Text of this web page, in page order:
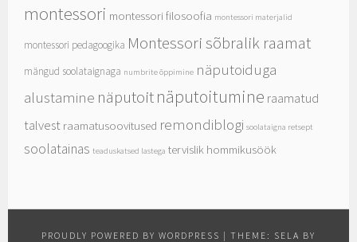
montessori montessori filosoofia montessori materjalid
montessori pedagoogika Montessori sõbralik raamat
mängud soolataignaga numbrite õppimine näputoiduga
alustamine näputoitnäputoitumine raamatud
talvest raamatusoovitused remondiblogi soolataigna retsept
soolatainas teaduskatsed lastega tervislik hommikusöök
PROUDLY POWERED BY WORDPRESS | THEME: SELA BY